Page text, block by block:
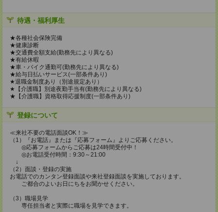
待遇・福利厚生
★各種社会保険完備
★健康診断
★交通費全額支給(勤務先により異なる)
★有給休暇
★車・バイク通勤可(勤務先により異なる)
★給与日払いサービス(一部条件あり)
★退職金制度あり（別途規定あり）
★【介護職】別途夜勤手当有(勤務先により異なる)
★【介護職】資格取得応援制度(一部条件あり)
登録について
≪来社不要の電話面談OK！≫
（1）『お電話』または『応募フォーム』よりご応募ください。
◎応募フォームからご応募は24時間受付中！
◎お電話受付時間：9:30～21:00
↓
（2）面談・登録の実施
お電話でのカンタン登録面談や来社登録面談を実施しております。
ご都合のよいお日にちをお聞かせください。
（3）職場見学
専任担当者と実際に職場を見学できます。